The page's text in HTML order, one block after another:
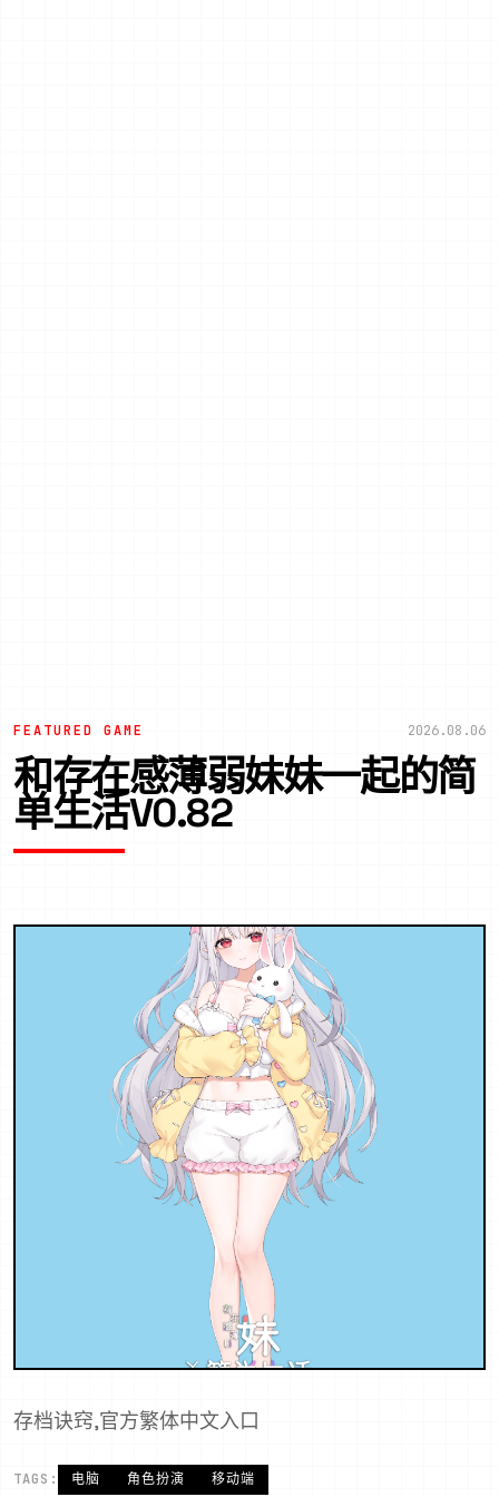
FEATURED GAME 2026.08.06
和存在感薄弱妹妹一起的简
单生活V0.82
存档诀窍,官方繁体中文入口
TAGS: 电脑 角色扮演 移动端